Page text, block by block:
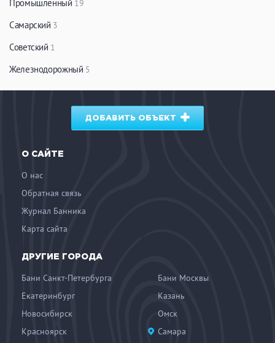
Промышленный 19
Самарский 3
Советский 1
Железнодорожный 5
ДОБАВИТЬ ОБЪЕКТ
О САЙТЕ
О нас
Обратная связь
Журнал Банника
Карта сайта
ДРУГИЕ ГОРОДА
Бани Санкт-Петербурга
Бани Москвы
Екатеринбург
Казань
Новосибирск
Омск
Красноярск
Самара